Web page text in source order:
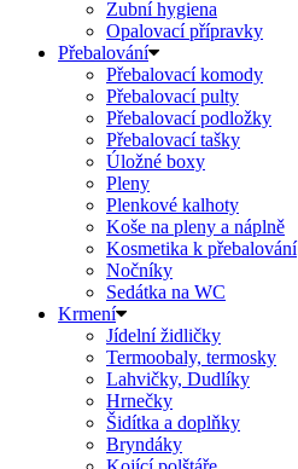
Zubní hygiena
Opalovací přípravky
Přebalování
Přebalovací komody
Přebalovací pulty
Přebalovací podložky
Přebalovací tašky
Úložné boxy
Pleny
Plenkové kalhoty
Koše na pleny a náplně
Kosmetika k přebalování
Nočníky
Sedátka na WC
Krmení
Jídelní židličky
Termoobaly, termosky
Lahvičky, Dudlíky
Hrnečky
Šidítka a doplňky
Bryndáky